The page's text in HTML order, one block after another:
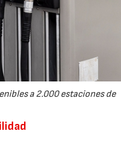
a 2.000 estaciones de